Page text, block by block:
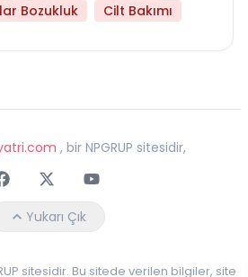
Bozukluk Cilt Bakımı
, bir NPGRUP sitesidir,
FaceebokTwitterYoutube
Yukarı Çık
sitesidir. Bu sitede verilen bilgiler, site